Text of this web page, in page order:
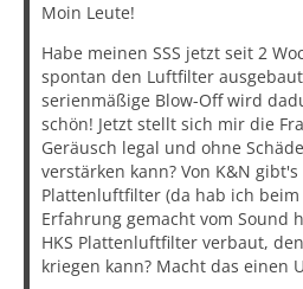
Moin Leute!
Habe meinen SSS jetzt seit 2
spontan den Luftfilter ausgebaut
serienmäßige Blow-Off wird
schön! Jetzt stellt sich mir die
Geräusch legal und ohne
verstärken kann? Von K&N
Plattenluftfilter (da hab ich
Erfahrung gemacht vom Sound
HKS Plattenluftfilter verbaut,
kriegen kann? Macht das einen